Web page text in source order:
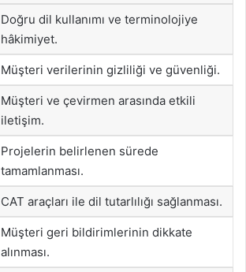
Doğru dil kullanımı ve terminolojiye
hâkimiyet.
Müşteri verilerinin gizliliği ve güvenliği.
Müşteri ve çevirmen arasında etkili
iletişim.
Projelerin belirlenen sürede
tamamlanması.
CAT araçları ile dil tutarlılığı sağlanması.
Müşteri geri bildirimlerinin dikkate
alınması.